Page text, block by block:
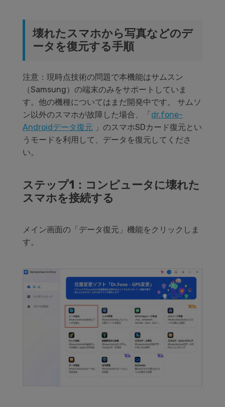
壊れたスマホから写真などのデ
ータを復元する手順
注意：現時点技術の問題で本機能はサムスン
（Samsung）の端末のみをサポートしていま
す。他の機種についてはまだ開発中です。 サムソ
ン以外のスマホが故障した場合、「 dr.fone-
Androidデータ復元 」のスマホSDカード復元とい
うモードを利用して、データを復元してくださ
い。
ステップ1：コンピュータに壊れた
スマホを接続する
メイン画面の「データ復元」機能をクリックしま
す。